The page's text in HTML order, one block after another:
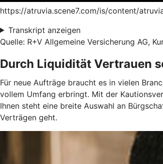
https://atruvia.scene7.com/is/content/
Transkript anzeigen
Quelle: R+V Allgemeine Versicherung AG,
Durch Liquidität Vertrauen
Für neue Aufträge braucht es in vielen
vollem Umfang erbringt. Mit der
Ihnen steht eine breite Auswahl an
Verträgen geht.